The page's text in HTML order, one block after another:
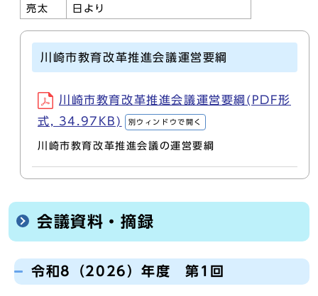
亮太
日より
川崎市教育改革推進会議運営要綱
川崎市教育改革推進会議運営要綱(PDF形
式, 34.97KB)
別ウィンドウで開く
川崎市教育改革推進会議の運営要綱
会議資料・摘録
令和8（2026）年度 第1回